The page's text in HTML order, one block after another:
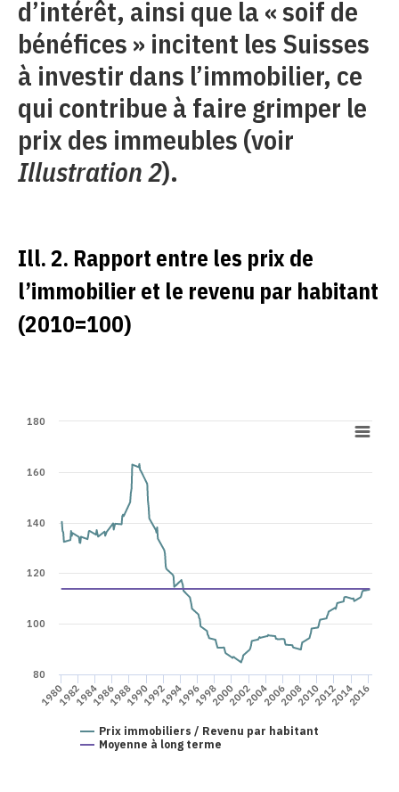
d’intérêt, ainsi que la « soif de
bénéfices » incitent les Suisses
à investir dans l’immobilier, ce
qui contribue à faire grimper le
prix des immeubles (voir
Illustration 2).
Ill. 2. Rapport entre les prix de
l’immobilier et le revenu par habitant
(2010=100)
Prix immobiliers / Revenu par habitant
Moyenne à long terme
1980198219841986198819901992199419961998200020022004200620082010201220142016
80
100
120
140
160
180